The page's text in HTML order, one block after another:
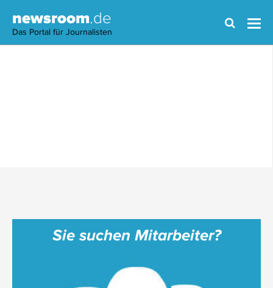
newsroom.de
Das Portal für Journalisten
Sie suchen Mitarbeiter?